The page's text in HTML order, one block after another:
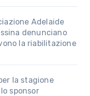
Adelaide
denunciano
la riabilitazione
la stagione
sponsor